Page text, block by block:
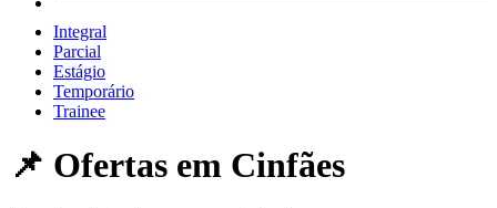
Integral
Parcial
Estágio
Temporário
Trainee
📌 Ofertas em Cinfães